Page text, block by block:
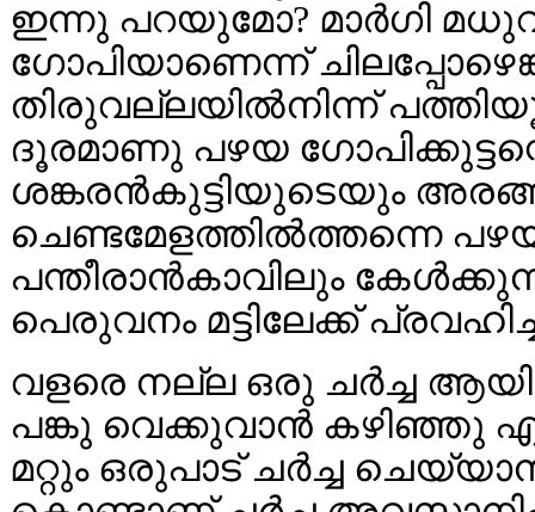
ഇന്നു പറയുമോ? മാര്‍ഗി
ഗോപിയാണെന്ന്
തിരുവല്ലയില്‍നിന്ന്
ദൂരമാണു പഴയ
ശങ്കരന്‍കുട്ടിയുടെയും
ചെണ്ടമേളത്തില്‍ത്തന്നെ
പന്തീരാന്‍കാവിലും
പെരുവനം മട്ടിലേക്ക്
വളരെ നല്ല ഒരു ചര്‍ച്ച
പങ്കു വെക്കുവാന്‍ കഴിഞ്ഞു
മറ്റും ഒരുപാട് ചര്‍ച്ച